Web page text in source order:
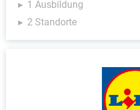
1 Ausbildung
2 Standorte